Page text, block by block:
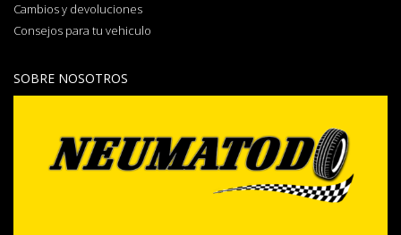
Cambios y devoluciones
Consejos para tu vehiculo
SOBRE NOSOTROS